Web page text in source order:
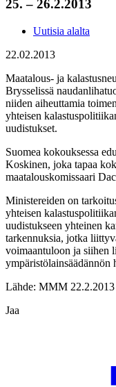
25. – 26.2.2013
Uutisia alalta
22.02.2013
Maatalous- ja
Brysselissä
niiden aiheuttamia
yhteisen
uudistukset.
Suomea kokouksessa
Koskinen, joka tapaa
maatalouskomissaari
Ministereiden on
yhteisen
uudistukseen yhteinen
tarkennuksia, jotka
voimaantuloon ja siihen
ympäristölainsäädännön
Lähde: MMM 22.2.2013
Jaa